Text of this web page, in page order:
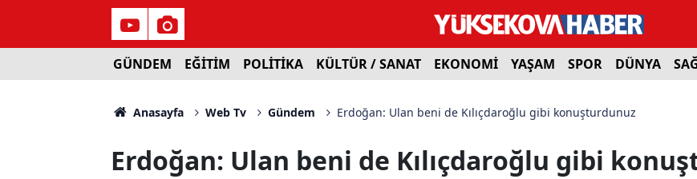
GÜNDEM EĞİTİM POLİTİKA KÜLTÜR / SANAT EKONOMİ YAŞAM SPOR DÜNYA
Anasayfa Web Tv Gündem Erdoğan: Ulan beni de Kılıçdaroğlu gibi konuşturdunuz
Erdoğan: Ulan beni de Kılıçdaroğlu gibi